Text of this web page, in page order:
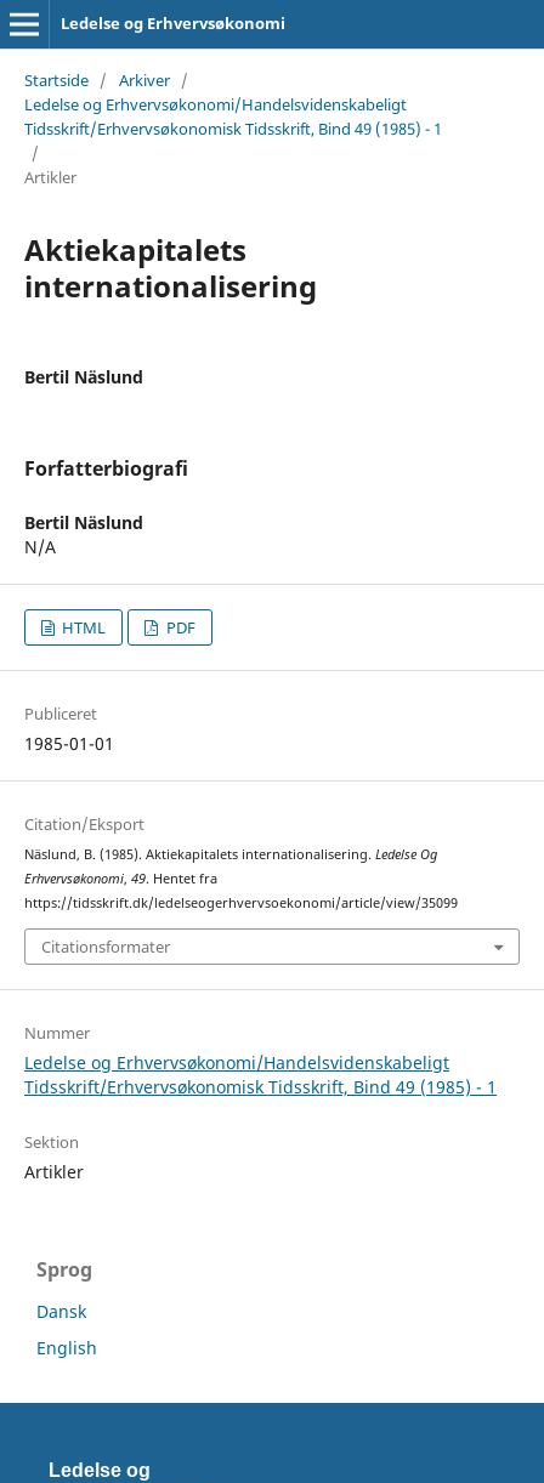
Ledelse og Erhvervsøkonomi
Startside / Arkiver /
Ledelse og Erhvervsøkonomi/Handelsvidenskabeligt
Tidsskrift/Erhvervsøkonomisk Tidsskrift, Bind 49 (1985) - 1
/
Artikler
Aktiekapitalets
internationalisering
Bertil Näslund
Forfatterbiografi
Bertil Näslund
N/A
HTML PDF
Publiceret
1985-01-01
Citation/Eksport
Näslund, B. (1985). Aktiekapitalets internationalisering. Ledelse Og
Erhvervsøkonomi, 49. Hentet fra
https://tidsskrift.dk/ledelseogerhvervsoekonomi/article/view/35099
Citationsformater
Nummer
Ledelse og Erhvervsøkonomi/Handelsvidenskabeligt
Tidsskrift/Erhvervsøkonomisk Tidsskrift, Bind 49 (1985) - 1
Sektion
Artikler
Sprog
Dansk
English
Ledelse og